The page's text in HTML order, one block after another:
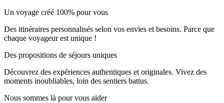
Un voyage créé 100% pour vous
Des itinéraires personnalisés selon vos envies et besoins. Parce que
chaque voyageur est unique !
Des propositions de séjours uniques
Découvrez des expériences authentiques et originales. Vivez des
moments inoubliables, loin des sentiers battus.
Nous sommes là pour vous aider